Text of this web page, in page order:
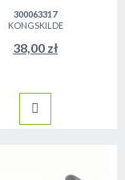
300063317
KONGSKILDE
38,00 zł